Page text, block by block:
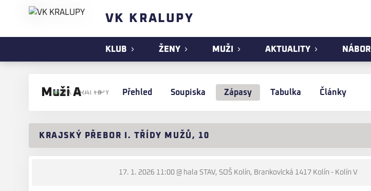
VK KRALUPY
KLUB ŽENY MUŽI AKTUALITY NÁBOR
Muži A Přehled Soupiska Zápasy Tabulka Články
KRAJSKÝ PŘEBOR I. TŘÍDY MUŽŮ, 10
17. 1. 2026 11:00@ hala STAV, SOŠ Kolín, Brankovická 1417 Kolín - Kolín V